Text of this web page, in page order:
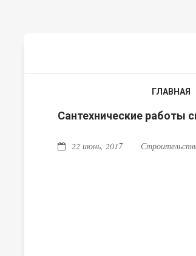
ГЛАВНАЯ
Сантехнические работы
22 июнь, 2017